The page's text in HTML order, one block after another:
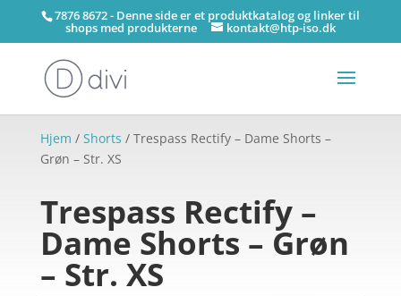
7876 8672 - Denne side er et produktkatalog og linker til
shops med produkterne kontakt@htp-iso.dk
Hjem / Shorts / Trespass Rectify – Dame Shorts –
Grøn – Str. XS
Trespass Rectify –
Dame Shorts – Grøn
– Str. XS